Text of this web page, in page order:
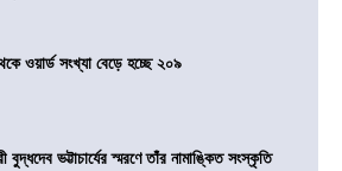
ওয়ার্ড সংখ্যা বেড়ে হচ্ছে ২০৯
ভট্টাচার্যের স্মরণে তাঁর নামাঙ্কিত সংস্কৃতি